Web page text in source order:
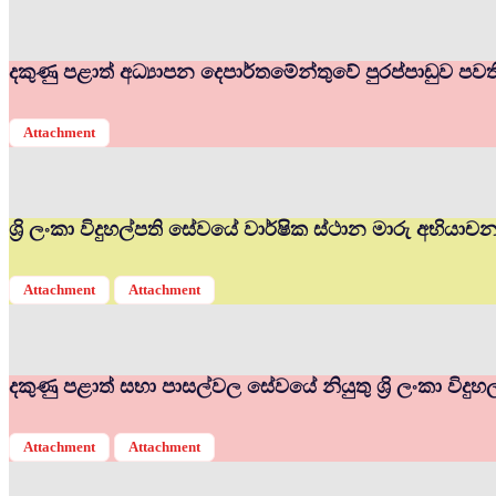
දකුණු පළාත් අධ්‍යාපන දෙපාර්තමේන්තුවේ පුරප්පාඩුව
Attachment
ශ්‍රි ලංකා විදුහල්පති සේවයේ වාර්ෂික ස්ථාන මාරු
Attachment Attachment
දකුණු පළාත් සභා පාසල්වල සේවයේ නියුතු ශ්‍රි ලංකා
Attachment Attachment